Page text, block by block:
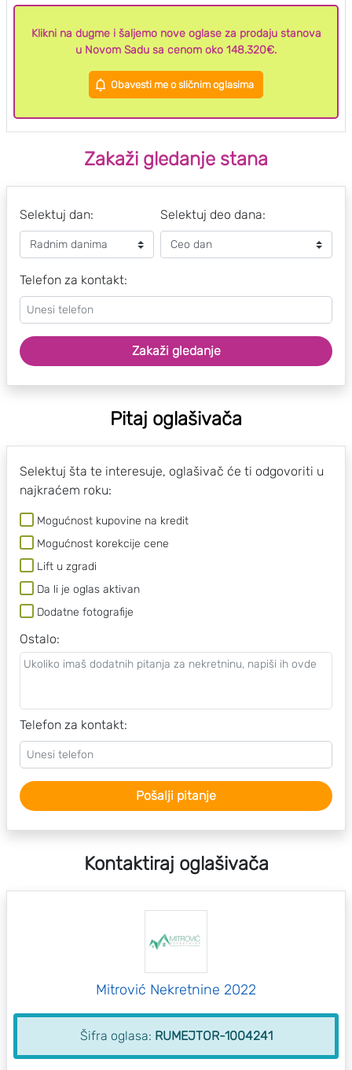
Klikni na dugme i šaljemo nove oglase za prodaju stanova
u Novom Sadu sa cenom oko 148.320€.
Obavesti me o sličnim oglasima
Zakaži gledanje stana
Selektuj dan: Selektuj deo dana:
Telefon za kontakt:
Zakaži gledanje
Pitaj oglašivača
Selektuj šta te interesuje, oglašivač će ti odgovoriti u
najkraćem roku:
Mogućnost kupovine na kredit
Mogućnost korekcije cene
Lift u zgradi
Da li je oglas aktivan
Dodatne fotografije
Ostalo:
Telefon za kontakt:
Pošalji pitanje
Kontaktiraj oglašivača
Mitrović Nekretnine 2022
Šifra oglasa: RUMEJTOR-1004241